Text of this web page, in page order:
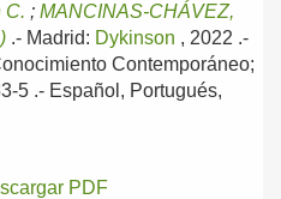
C. ; MANCINAS-CHÁVEZ,
.- Madrid: Dykinson , 2022 .-
Contemporáneo;
5 .- Español, Portugués,
PDF